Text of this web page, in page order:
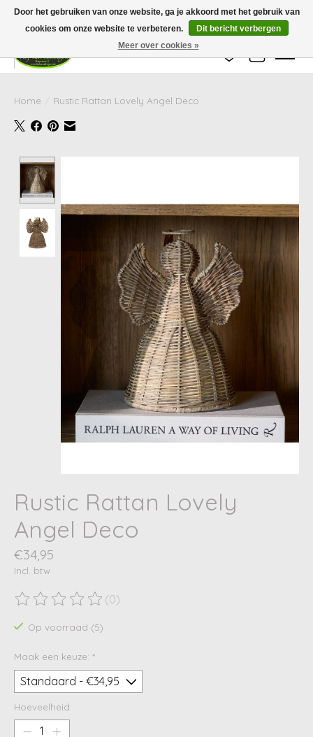
Wij zijn gesloten van 24 december tot en met 25 januari. Houd er rekening mee
dat de levertijd van uw bestelling in deze periode langer kan zijn dan
gebruikelijk.
Verlanglijst
Home Rustic Rattan Lovely Angel Deco
Rustic Rattan Lovely
Angel Deco
€34,95
Incl. btw
De beoordeling van dit product is
(0)
Op voorraad (5)
Maak een keuze: *
Hoeveelheid:
Door het gebruiken van onze website, ga je akkoord met het gebruik van
cookies om onze website te verbeteren.
Dit bericht verbergen
Meer over cookies »